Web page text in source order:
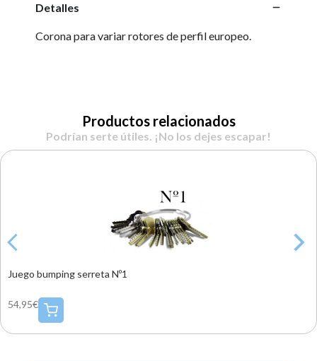
Detalles
Corona para variar rotores de perfil europeo.
Productos relacionados
Podrían serte útiles. ¡No los dejes escapar!
Juego bumping serreta Nº1
54,95€